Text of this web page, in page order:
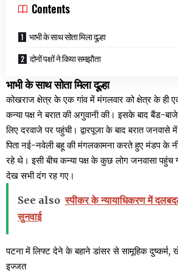
Contents
भाभी के साथ सोता मिला दूल्हा
दोनों पक्षों ने किया समझौता
भाभी के साथ सोता मिला दूल्हा
कोखराज क्षेत्र के एक गांव में मंगलवार को क्षेत्र के ही
कन्या पक्ष ने बरात की अगुवानी की। इसके बाद बैंड-
लिए दरवाजे पर पहुंची। द्वारपूजा के बाद बरात
पिता नई-नवेली बहू की मंगलकामना करते हुए मंडप के
रहे थे। इसी बीच कन्या पक्ष के कुछ लोग जनवासा पहुंच
देख सभी दंग रह गए।
See also स्पीकर के न्यायाधिकरण में
सुनवाई
पटना में लिफ्ट देने के बहाने डांसर से सामूहिक दुष्कर्म,
इज्जत